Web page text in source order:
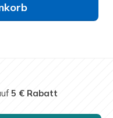
5 € Rabatt